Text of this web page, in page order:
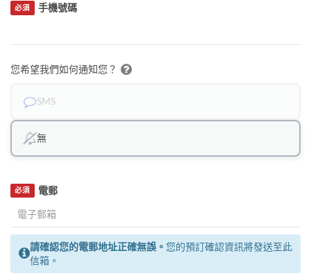
手機號碼
必須
您希望我們如何通知您？
SMS
無
電郵
必須
請確認您的電郵地址正確無誤。 您的預訂確認資訊將發送至此
信箱。